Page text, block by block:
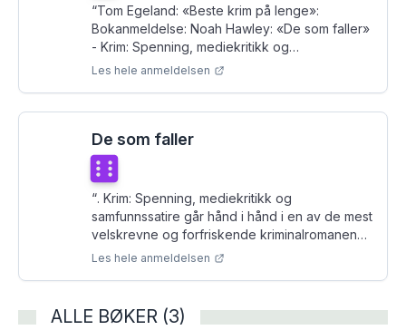
“Tom Egeland: «Beste krim på lenge»:
Bokanmeldelse: Noah Hawley: «De som faller»
- Krim: Spenning, mediekritikk og
samfunnssatire går hånd i hånd i en av de mest
Les hele anmeldelsen
De som faller
Terningkast
“. Krim: Spenning, mediekritikk og
samfunnssatire går hånd i hånd i en av de mest
velskrevne og forfriskende kriminalromanene
jeg har lest på lang tid.
Les hele anmeldelsen
ALLE BØKER (3)